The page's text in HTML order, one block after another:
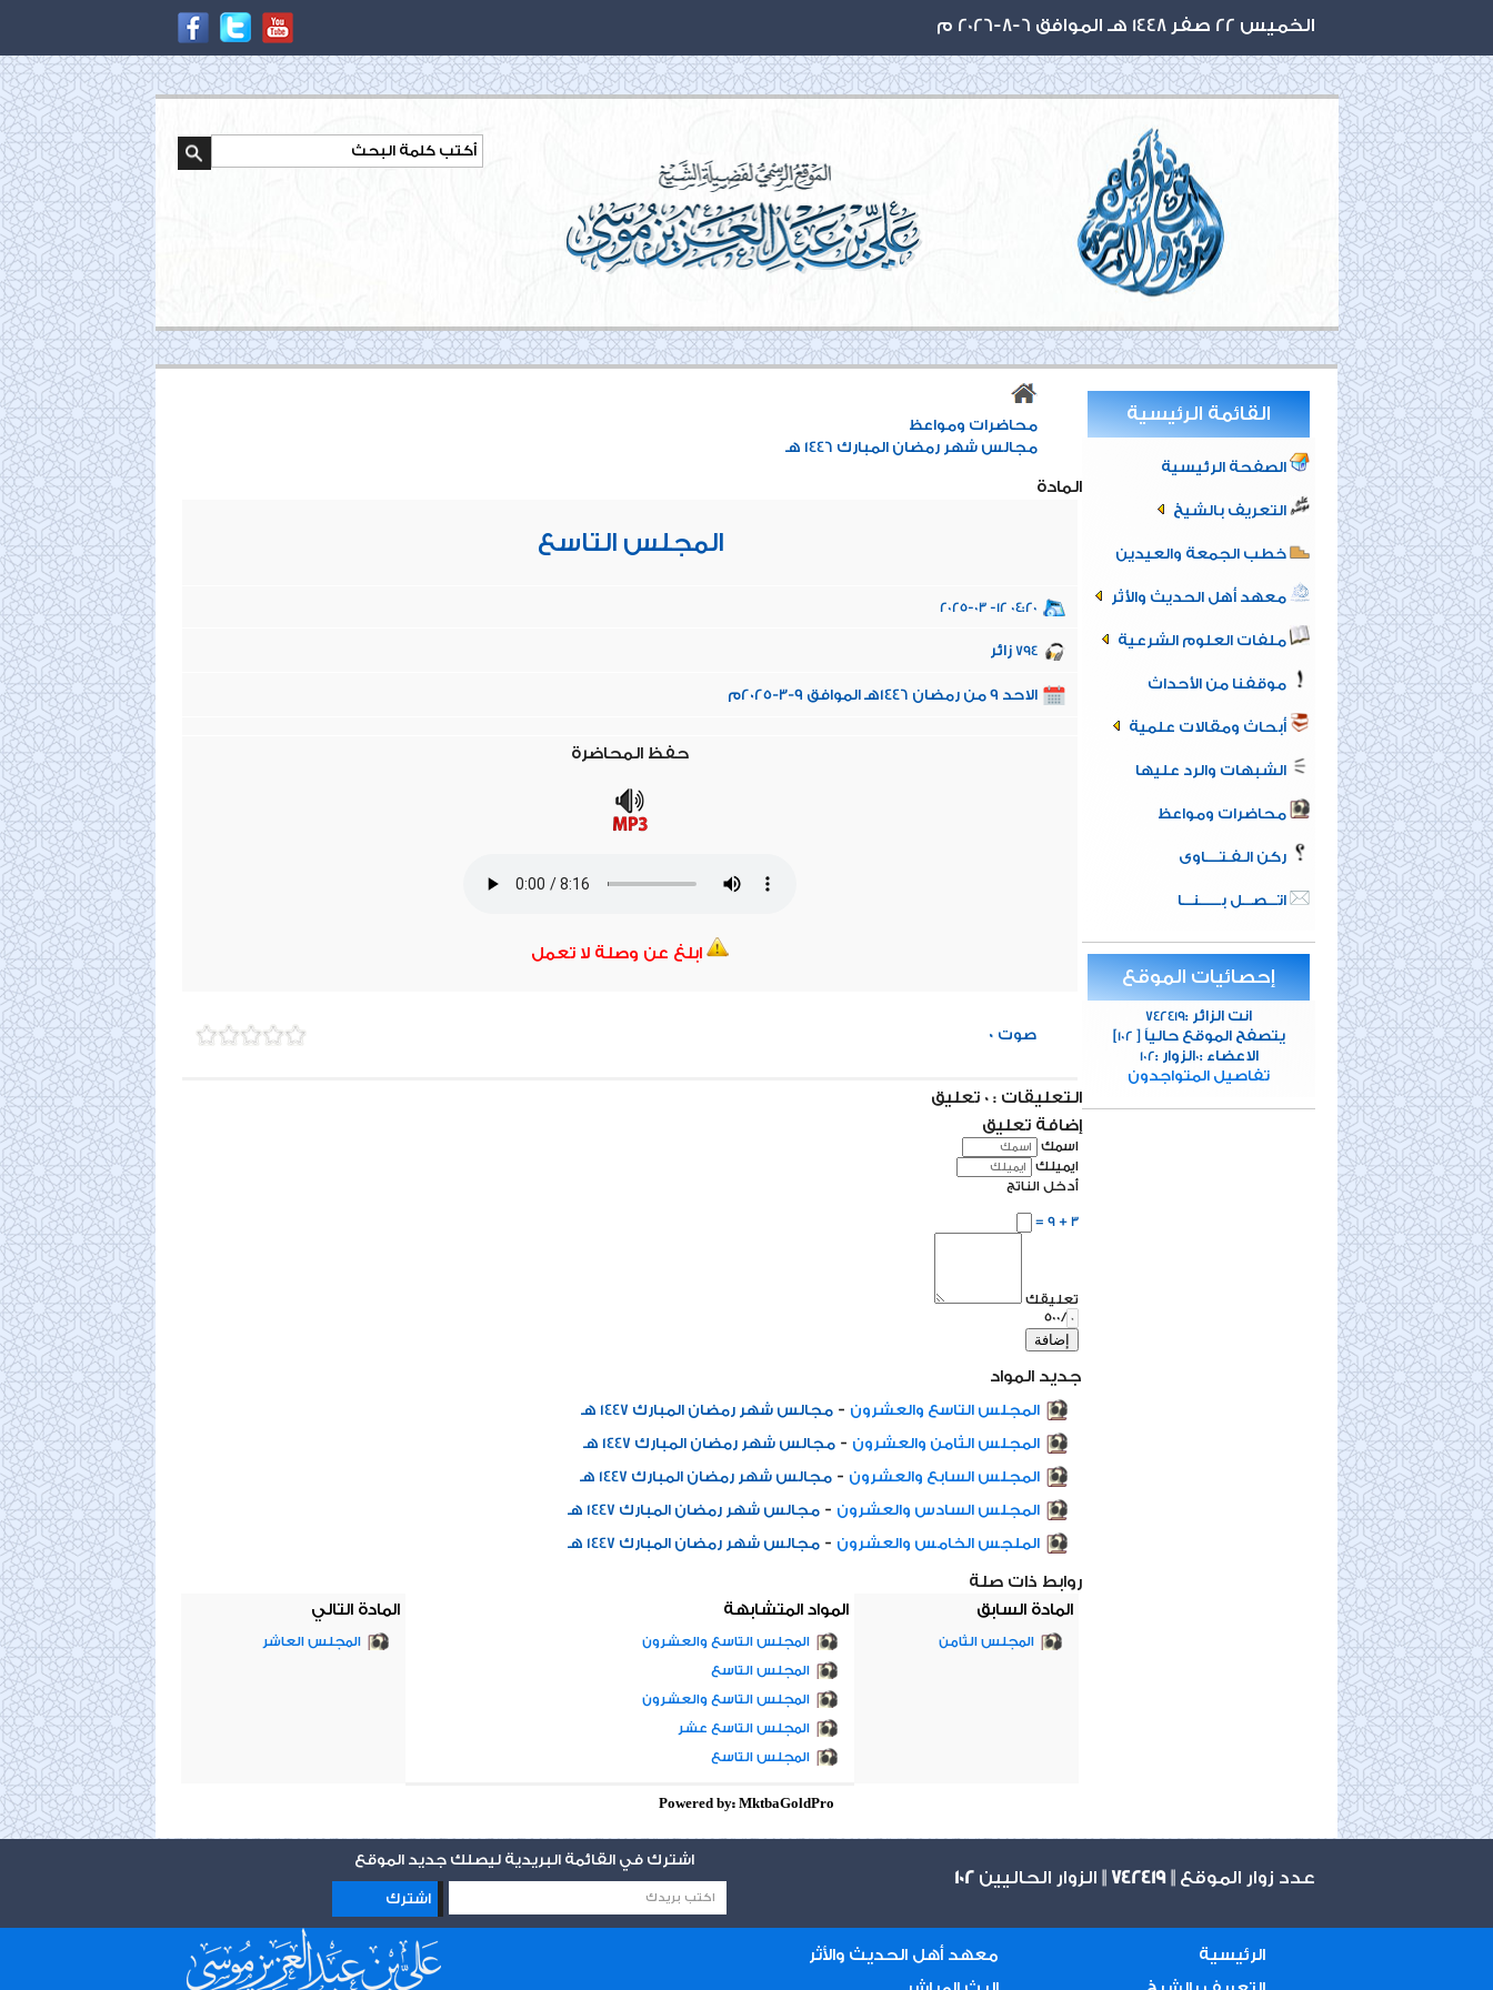
الخميس 22 صفر 1448 هـ الموافق 6-8-2026 م
القائمة الرئيسية
الصفحة الرئيسية
التعريف بالشيخ
خطب الجمعة والعيدين
معهد أهل الحديث والأثر
ملفات العلوم الشرعية
موقفنا من الأحداث
أبحاث ومقالات علمية
الشبهات والرد عليها
محاضرات ومواعظ
ركن الـفـتــــاوى
اتـــصـــل بــــــنـــا
إحصائيات الموقع
انت الزائر :742419
[يتصفح الموقع حالياً [ 102
الاعضاء :0الزوار :102
تفاصيل المتواجدون
محاضرات ومواعظ
مجالس شهر رمضان المبارك 1446 هـ
المادة
المجلس التاسع
2025-03 -12 04:20
794 زائر
الاحد 9 من رمضان 1446هـ الموافق 9-3-2025م
حفظ المحاضرة
ابلغ عن وصلة لا تعمل
0 صوت
التعليقات : 0 تعليق
إضافة تعليق
اسمك
ايميلك
أدخل الناتج
3 + 9 =
تعليقك
/500
إضافة
جديد المواد
المجلس التاسع والعشرون - مجالس شهر رمضان المبارك 1447 هـ
المجلس الثامن والعشرون - مجالس شهر رمضان المبارك 1447 هـ
المجلس السابع والعشرون - مجالس شهر رمضان المبارك 1447 هـ
المجلس السادس والعشرون - مجالس شهر رمضان المبارك 1447 هـ
الملجس الخامس والعشرون - مجالس شهر رمضان المبارك 1447 هـ
روابط ذات صلة
المادة السابق
المجلس الثامن
المواد المتشابهة
المجلس التاسع والعشرون
المجلس التاسع
المجلس التاسع والعشرون
المجلس التاسع عشر
المجلس التاسع
المادة التالي
المجلس العاشر
Powered by: MktbaGoldPro
عدد زوار الموقع || 742419 || الزوار الحاليين 102
اشترك في القائمة البريدية ليصلك جديد الموقع
الرئيسية
معهد أهل الحديث والأثر